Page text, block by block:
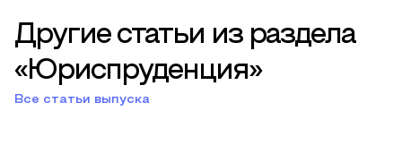
Другие статьи из раздела
«Юриспруденция»
Все статьи выпуска